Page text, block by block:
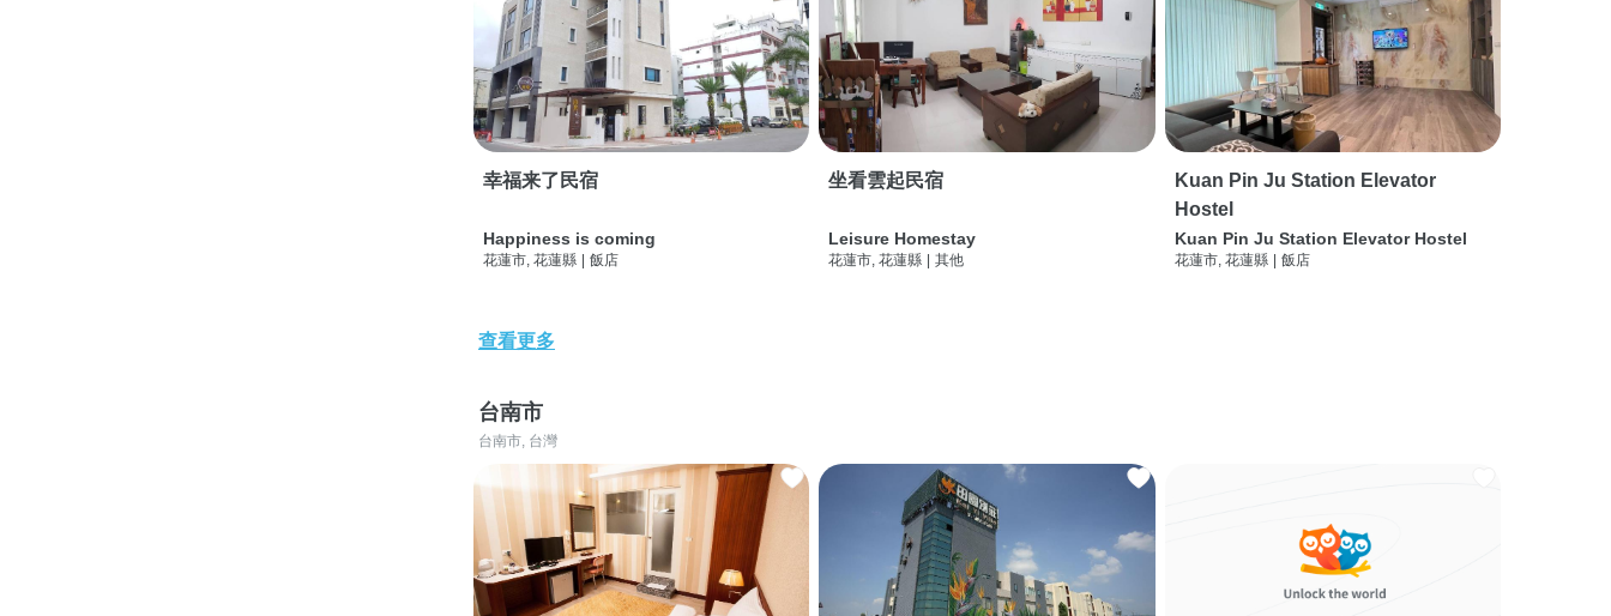
幸福来了民宿
Happiness is coming
花蓮市, 花蓮縣 飯店
坐看雲起民宿
Leisure Homestay
花蓮市, 花蓮縣 其他
Kuan Pin Ju Station Elevator
Hostel
Kuan Pin Ju Station Elevator Hostel
花蓮市, 花蓮縣 飯店
查看更多
台南市
台南市, 台灣